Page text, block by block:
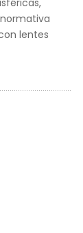
lentes